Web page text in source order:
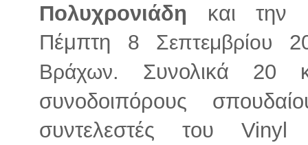
Πολυχρονιάδη και την
Πέμπτη 8 Σεπτεμβρίου
Βράχων. Συνολικά 20
συνοδοιπόρους
συντελεστές του